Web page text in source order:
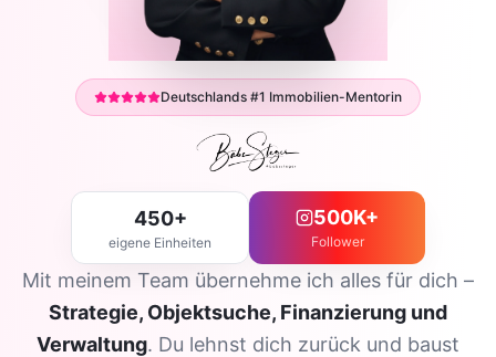
Mit meinem Team übernehme ich alles für dich –
Strategie, Objektsuche, Finanzierung und
Verwaltung. Du lehnst dich zurück und baust
Deutschlands #1 Immobilien-Mentorin
450+
eigene Einheiten
500K+
Follower